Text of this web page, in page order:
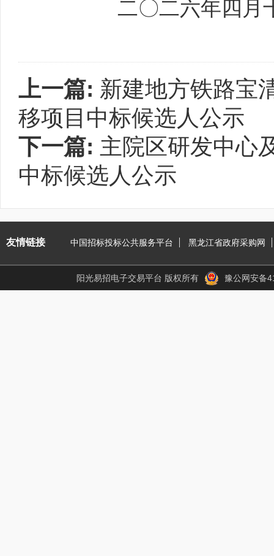
二〇二六年四 月
上一篇: 新建地方铁路宝
移项目中标候选人公示
下一篇: 主院区研发中心
中标候选人公示
友情链接 中国招标投标公共服务平台 黑龙江省政府采购网
阳光易招电子交易平台 版权所有 豫公网安备